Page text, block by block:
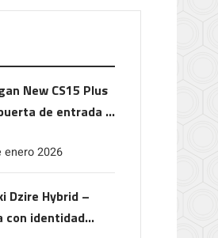
New CS15 Plus
de entrada a
enero 2026
Dzire Hybrid –
con identidad